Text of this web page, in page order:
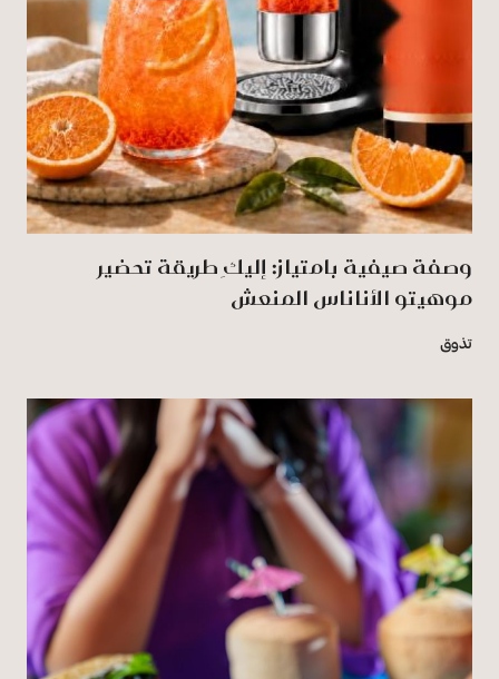
وصفة صيفية بامتياز: إليكِ طريقة تحضير
موهيتو الأناناس المنعش
تذوق